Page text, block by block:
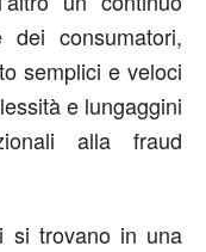
dei consumatori,
semplici e veloci
e lungaggini
alla fraud
si trovano in una